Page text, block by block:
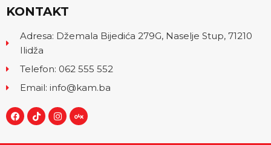
KONTAKT
Adresa: Džemala Bijedića 279G, Naselje Stup, 71210
Ilidža
Telefon: 062 555 552
Email: info@kam.ba